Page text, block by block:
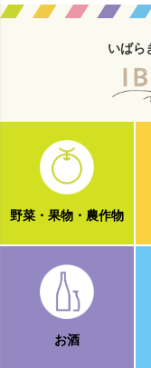
いばら
野菜・果物・農作物
お酒